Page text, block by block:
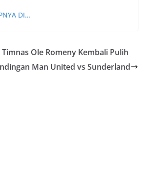
DI…
Ole Romeny Kembali Pulih
Man United vs Sunderland